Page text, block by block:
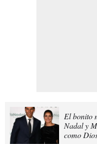
El bonito
Nadal y
como